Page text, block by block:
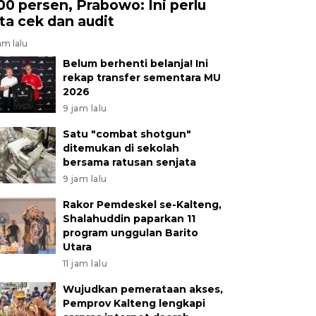
persen, Prabowo: Ini perlu
cek dan audit
lalu
Belum berhenti belanja! Ini
rekap transfer sementara MU
2026
9 jam lalu
Satu "combat shotgun"
ditemukan di sekolah
bersama ratusan senjata
9 jam lalu
Rakor Pemdeskel se-Kalteng,
Shalahuddin paparkan 11
program unggulan Barito
Utara
11 jam lalu
Wujudkan pemerataan akses,
Pemprov Kalteng lengkapi